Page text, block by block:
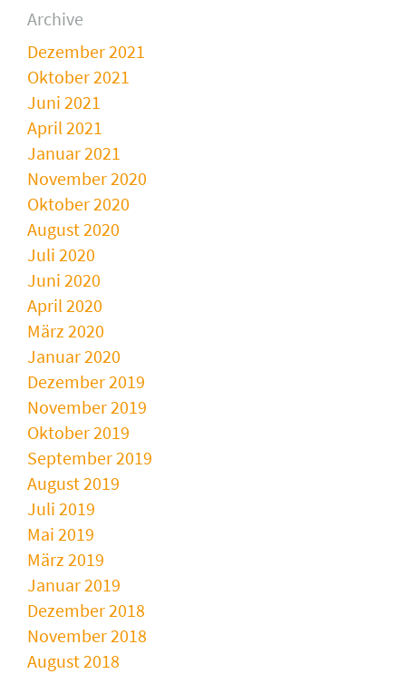
Archive
Dezember 2021
Oktober 2021
Juni 2021
April 2021
Januar 2021
November 2020
Oktober 2020
August 2020
Juli 2020
Juni 2020
April 2020
März 2020
Januar 2020
Dezember 2019
November 2019
Oktober 2019
September 2019
August 2019
Juli 2019
Mai 2019
März 2019
Januar 2019
Dezember 2018
November 2018
August 2018